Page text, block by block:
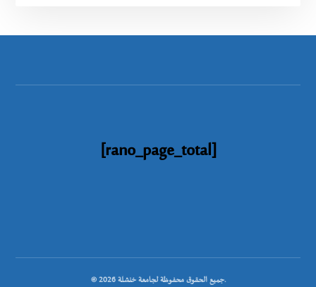
[rano_page_total]
© جميع الحقوق محفوظة لجامعة خنشلة 2026.